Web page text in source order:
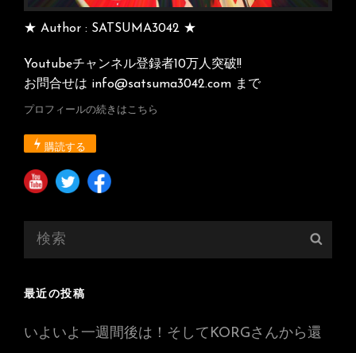
★ Author : SATSUMA3042 ★
Youtubeチャンネル登録者10万人突破!!
お問合せは info@satsuma3042.com まで
プロフィールの続きはこちら
購読する
最近の投稿
いよいよ一週間後は！そしてKORGさんから還